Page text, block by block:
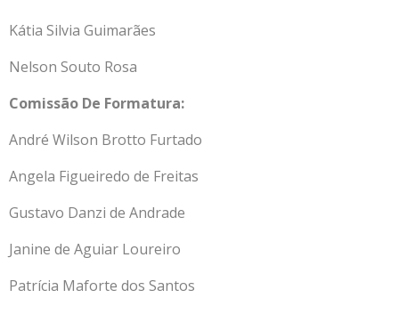
Kátia Silvia Guimarães
Nelson Souto Rosa
Comissão De Formatura:
André Wilson Brotto Furtado
Angela Figueiredo de Freitas
Gustavo Danzi de Andrade
Janine de Aguiar Loureiro
Patrícia Maforte dos Santos